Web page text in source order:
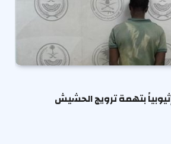
بتهمة ترويج الحشيش